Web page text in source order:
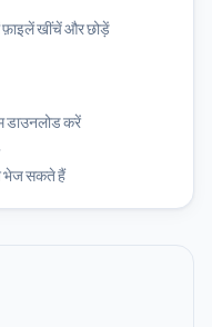
फ़ाइलें खींचें और छोड़ें
डाउनलोड करें
सकते हैं